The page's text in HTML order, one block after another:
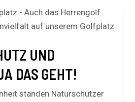
UND
DAS GEHT!
standen Naturschützer